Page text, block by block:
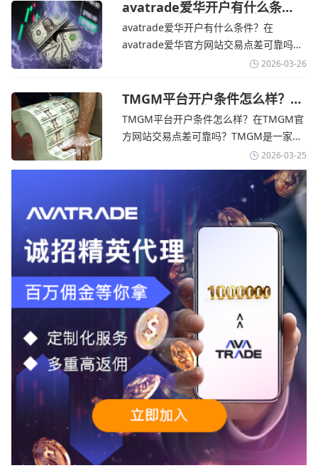
TMGM官网交易资讯了解，伊朗外交部长
表示，尽管德黑兰高级官员正在审查美国
结束战争的提议
avatrade爱华开户有什么条
件？亚洲市场交易喜忧参半-
avatrade爱华官网
avatrade爱华开户有什么条件？在
avatrade爱华官方网站交易点差可靠吗？‌‌‌
avatrade爱华平台的新手可以用很小的成
标准的MT4、MT5，以及自研的
AvaTradeGO和AvaOptions。通过
avatrade爱华官网交易资讯了解，据伊朗
2026-03-26
TMGM平台开户条件怎么样？美
伊和谈传闻引发油价暴跌-
TMGM官网
TMGM平台开户条件怎么样？在TMGM官
方网站交易点差可靠吗？‌‌‌TMGM是一家交
易成本极低、产品极其丰富、ASIC监管
+千万保险加持的全球知名经纪商，特别适
合活跃交易者和股票CFD投资者。通过
TMGM官网交易资讯了解，周三亚洲交易
时段,油价暴跌逾6%,布伦特原油跌破每桶
100美元
2026-03-25